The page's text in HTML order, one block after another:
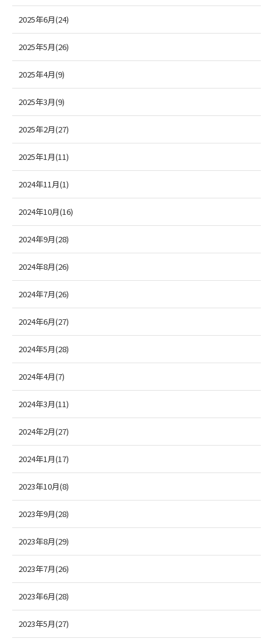
2025年6月(24)
2025年5月(26)
2025年4月(9)
2025年3月(9)
2025年2月(27)
2025年1月(11)
2024年11月(1)
2024年10月(16)
2024年9月(28)
2024年8月(26)
2024年7月(26)
2024年6月(27)
2024年5月(28)
2024年4月(7)
2024年3月(11)
2024年2月(27)
2024年1月(17)
2023年10月(8)
2023年9月(28)
2023年8月(29)
2023年7月(26)
2023年6月(28)
2023年5月(27)